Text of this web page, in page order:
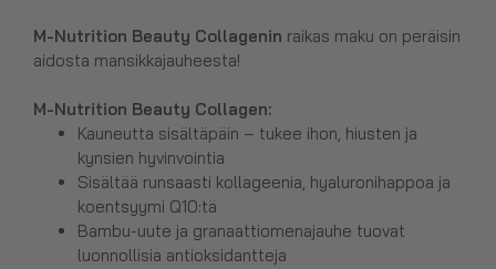
M-Nutrition Beauty Collagenin raikas maku on peräisin
aidosta mansikkajauheesta!
M-Nutrition Beauty Collagen:
Kauneutta sisältäpäin – tukee ihon, hiusten ja
kynsien hyvinvointia
Sisältää runsaasti kollageenia, hyaluronihappoa ja
koentsyymi Q10:tä
Bambu-uute ja granaattiomenajauhe tuovat
luonnollisia antioksidantteja